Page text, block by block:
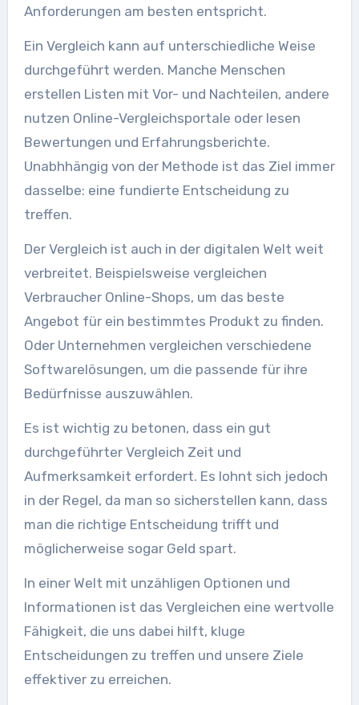
Anforderungen am besten entspricht.
Ein Vergleich kann auf unterschiedliche Weise
durchgeführt werden. Manche Menschen
erstellen Listen mit Vor- und Nachteilen, andere
nutzen Online-Vergleichsportale oder lesen
Bewertungen und Erfahrungsberichte.
Unabhhängig von der Methode ist das Ziel immer
dasselbe: eine fundierte Entscheidung zu
treffen.
Der Vergleich ist auch in der digitalen Welt weit
verbreitet. Beispielsweise vergleichen
Verbraucher Online-Shops, um das beste
Angebot für ein bestimmtes Produkt zu finden.
Oder Unternehmen vergleichen verschiedene
Softwarelösungen, um die passende für ihre
Bedürfnisse auszuwählen.
Es ist wichtig zu betonen, dass ein gut
durchgeführter Vergleich Zeit und
Aufmerksamkeit erfordert. Es lohnt sich jedoch
in der Regel, da man so sicherstellen kann, dass
man die richtige Entscheidung trifft und
möglicherweise sogar Geld spart.
In einer Welt mit unzähligen Optionen und
Informationen ist das Vergleichen eine wertvolle
Fähigkeit, die uns dabei hilft, kluge
Entscheidungen zu treffen und unsere Ziele
effektiver zu erreichen.